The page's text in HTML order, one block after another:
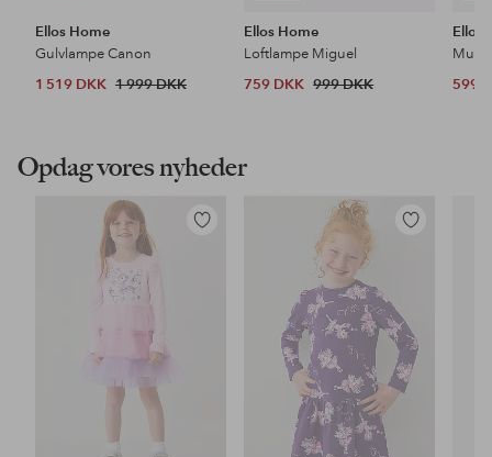
Ellos Home
Gulvlampe Canon
1 519 DKK 1 999 DKK
Ellos Home
Loftlampe Miguel
759 DKK 999 DKK
Ellos
599
Opdag vores nyheder
Tilføj
Tilføj